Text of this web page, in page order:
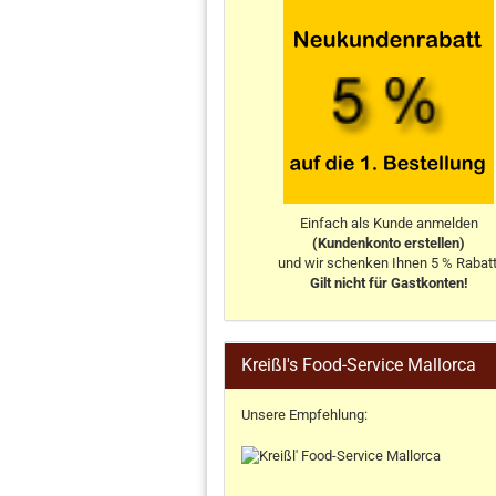
Einfach als Kunde anmelden
(Kundenkonto erstellen)
und wir schenken Ihnen 5 %
Gilt nicht für Gastkonten!
Kreißl's Food-Service Mallorca
Unsere Empfehlung: